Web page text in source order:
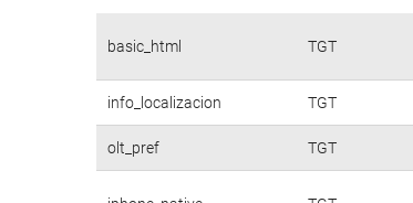
basic_html TGT
info_localizacion TGT
olt_pref TGT